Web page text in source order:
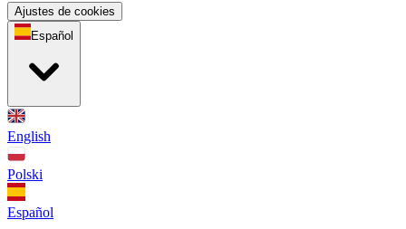
Ajustes de cookies
Español
English
Polski
Español